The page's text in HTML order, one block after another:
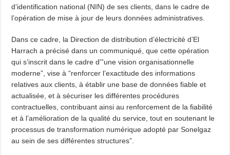
d’identification national (NIN) de ses clients, dans le cadre de
l’opération de mise à jour de leurs données administratives.
Dans ce cadre, la Direction de distribution d’électricité d’El
Harrach a précisé dans un communiqué, que cette opération
qui s’inscrit dans le cadre d'”une vision organisationnelle
moderne”, vise à “renforcer l’exactitude des informations
relatives aux clients, à établir une base de données fiable et
actualisée, et à sécuriser les différentes procédures
contractuelles, contribuant ainsi au renforcement de la fiabilité
et à l’amélioration de la qualité du service, tout en soutenant le
processus de transformation numérique adopté par Sonelgaz
au sein de ses différentes structures”.